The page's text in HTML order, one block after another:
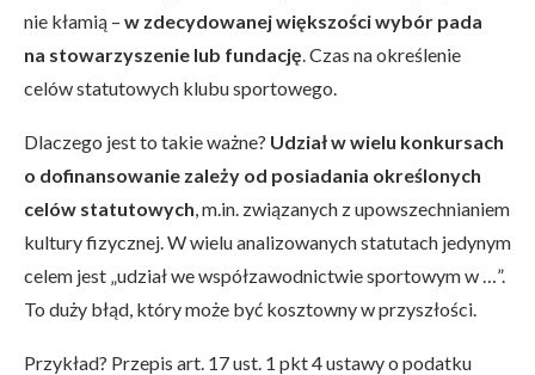
nie kłamią – w zdecydowanej większości wybór pada
na stowarzyszenie lub fundację. Czas na określenie
celów statutowych klubu sportowego.
Dlaczego jest to takie ważne? Udział w wielu konkursach
o dofinansowanie zależy od posiadania określonych
celów statutowych, m.in. związanych z upowszechnianiem
kultury fizycznej. W wielu analizowanych statutach jedynym
celem jest „udział we współzawodnictwie sportowym w …”.
To duży błąd, który może być kosztowny w przyszłości.
Przykład? Przepis art. 17 ust. 1 pkt 4 ustawy o podatku